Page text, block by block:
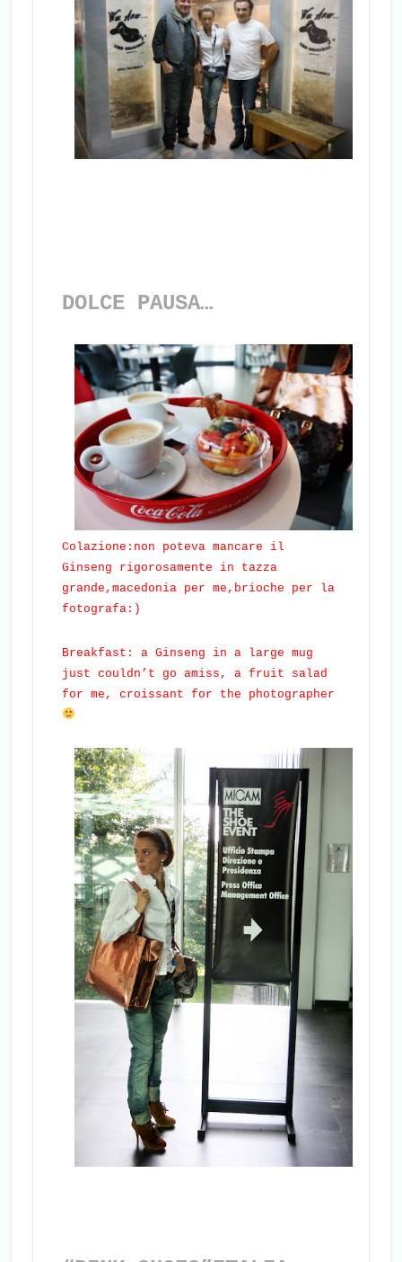
DOLCE PAUSA…
Colazione:non poteva mancare il
Ginseng rigorosamente in tazza
grande,macedonia per me,brioche per la
fotografa:)
Breakfast: a Ginseng in a large mug
just couldn’t go amiss, a fruit salad
for me, croissant for the photographer